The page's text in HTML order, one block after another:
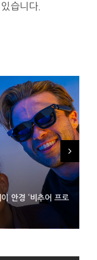
습니다.
안경 ‘비추어 프로
패키징 대기 중
는 오픈AI